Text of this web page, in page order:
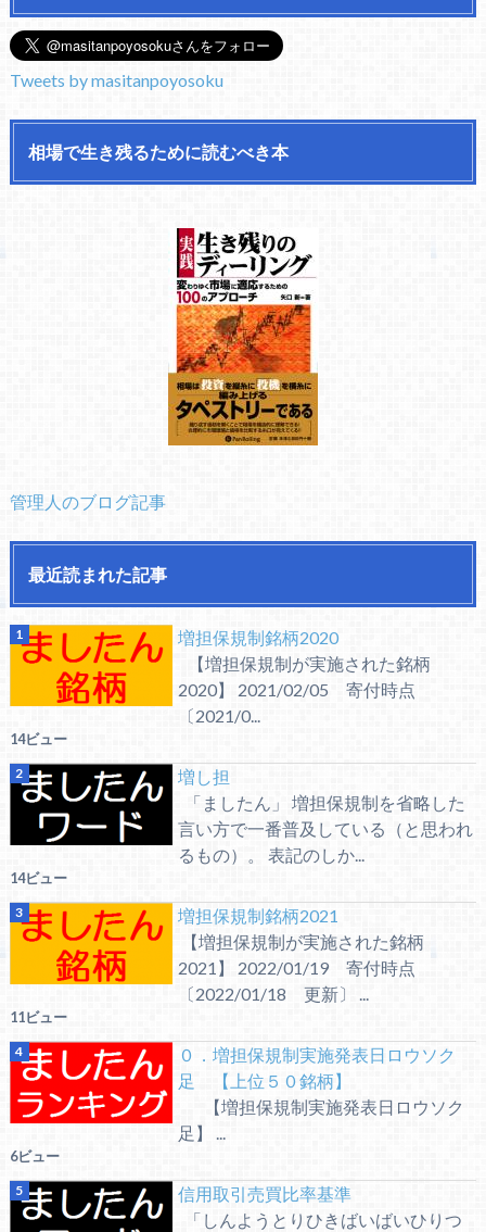
Tweets by masitanpoyosoku
相場で生き残るために読むべき本
管理人のブログ記事
最近読まれた記事
増担保規制銘柄2020
【増担保規制が実施された銘柄
2020】 2021/02/05 寄付時点
〔2021/0...
14ビュー
増し担
「ましたん」 増担保規制を省略した
言い方で一番普及している（と思われ
るもの）。 表記のしか...
14ビュー
増担保規制銘柄2021
【増担保規制が実施された銘柄
2021】 2022/01/19 寄付時点
〔2022/01/18 更新〕 ...
11ビュー
０．増担保規制実施発表日ロウソク
足 【上位５０銘柄】
【増担保規制実施発表日ロウソク
足】 ...
6ビュー
信用取引売買比率基準
「しんようとりひきばいばいひりつ